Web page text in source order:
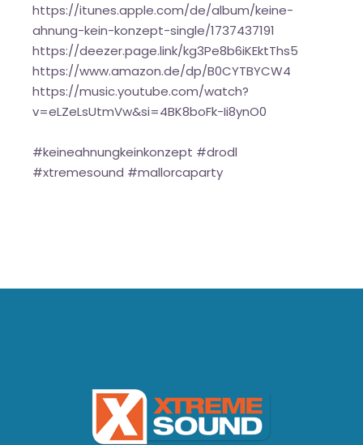
https://itunes.apple.com/de/album/keine-
ahnung-kein-konzept-single/1737437191
https://deezer.page.link/kg3Pe8b6iKEktThs5
https://www.amazon.de/dp/B0CYTBYCW4
https://music.youtube.com/watch?
v=eLZeLsUtmVw&si=4BK8boFk-Ii8ynO0
#keineahnungkeinkonzept #drodl
#xtremesound #mallorcaparty